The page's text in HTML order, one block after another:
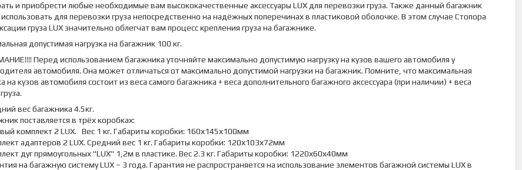
и приобрести любые необходимые вам высококачественные аксессуары LUX для перевозки груза. Также данный багажник
для перевозки груза непосредственно на надёжных поперечинах в пластиковой оболочке. В этом случае Стопора
груза LUX значительно облегчат вам процесс крепления груза на багажнике.
допустимая нагрузка на багажник 100 кг.
Перед использованием багажника уточняйте максимально допустимую нагрузку на кузов вашего автомобиля у
автомобиля. Она может отличаться от максимально допустимой нагрузки на багажник. Помните, что максимальная
на кузов автомобиля состоит из веса самого багажника + веса дополнительного багажного аксессуара (при наличии) + веса
вес багажника 4.5кг.
поставляется в трёх коробках:
комплект 2 LUX. Вес 1 кг. Габариты коробки: 160х145х100мм
адаптеров 2 LUX. Средний вес 1 кг. Габариты коробки: 120х103х72мм
дуг прямоугольных "LUX" 1,2м в пластике. Вес 2.3 кг. Габариты коробки: 1220х60х40мм
на багажную систему LUX – 3 года. Гарантия не распространяется на использование элементов багажной системы LUX в